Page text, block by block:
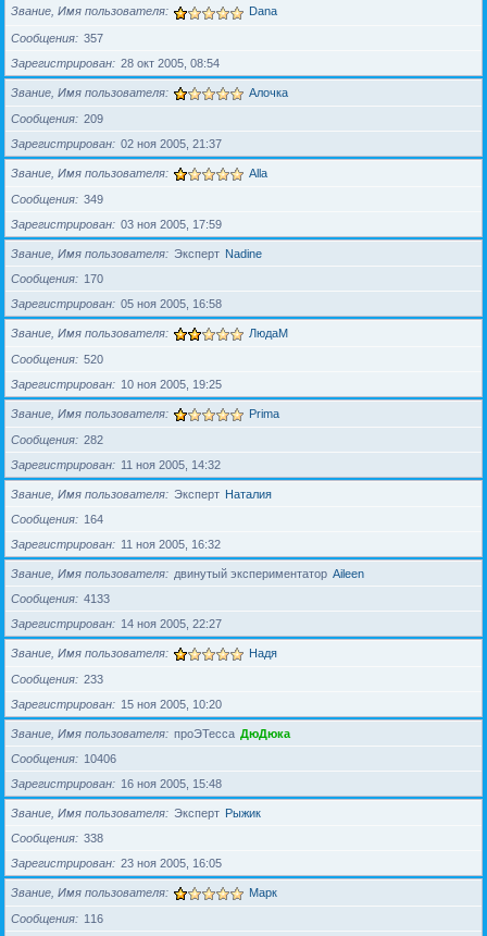
Звание, Имя пользователя Dana
Сообщения
357
Зарегистрирован
28 окт 2005, 08:54
Звание, Имя пользователя Алочка
Сообщения
209
Зарегистрирован
02 ноя 2005, 21:37
Звание, Имя пользователя Alla
Сообщения
349
Зарегистрирован
03 ноя 2005, 17:59
Звание, Имя пользователя Эксперт Nadine
Сообщения
170
Зарегистрирован
05 ноя 2005, 16:58
Звание, Имя пользователя ЛюдаМ
Сообщения
520
Зарегистрирован
10 ноя 2005, 19:25
Звание, Имя пользователя Prima
Сообщения
282
Зарегистрирован
11 ноя 2005, 14:32
Звание, Имя пользователя Эксперт Наталия
Сообщения
164
Зарегистрирован
11 ноя 2005, 16:32
Звание, Имя пользователя двинутый экспериментатор Aileen
Сообщения
4133
Зарегистрирован
14 ноя 2005, 22:27
Звание, Имя пользователя Надя
Сообщения
233
Зарегистрирован
15 ноя 2005, 10:20
Звание, Имя пользователя проЭТесса ДюДюка
Сообщения
10406
Зарегистрирован
16 ноя 2005, 15:48
Звание, Имя пользователя Эксперт Рыжик
Сообщения
338
Зарегистрирован
23 ноя 2005, 16:05
Звание, Имя пользователя Марк
Сообщения
116